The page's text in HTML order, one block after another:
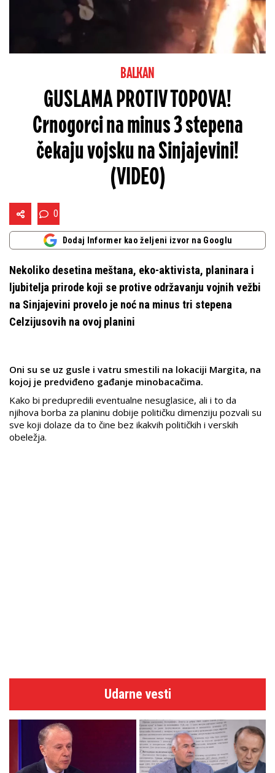
BALKAN
GUSLAMA PROTIV TOPOVA!
Crnogorci na minus 3 stepena
čekaju vojsku na Sinjajevini!
(VIDEO)
0
Dodaj Informer kao željeni izvor na Googlu
Nekoliko desetina meštana, eko-aktivista, planinara i
ljubitelja prirode koji se protive održavanju vojnih vežbi
na Sinjajevini provelo je noć na minus tri stepena
Celzijusovih na ovoj planini
Oni su se uz gusle i vatru smestili na lokaciji Margita, na
kojoj je predviđeno gađanje minobacačima.
Kako bi predupredili eventualne nesuglasice, ali i to da
njihova borba za planinu dobije političku dimenziju pozvali su
sve koji dolaze da to čine bez ikakvih političkih i verskih
obeležja.
Udarne vesti